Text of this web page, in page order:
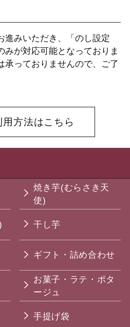
進みいただき、「のし設定
みが対応可能となっておりま
承っておりませんので、ご了
方法はこちら
焼き芋(むらさき天
使)
干し芋
ギフト・詰め合わせ
お菓子・ラテ・ポタ
ージュ
手提げ袋